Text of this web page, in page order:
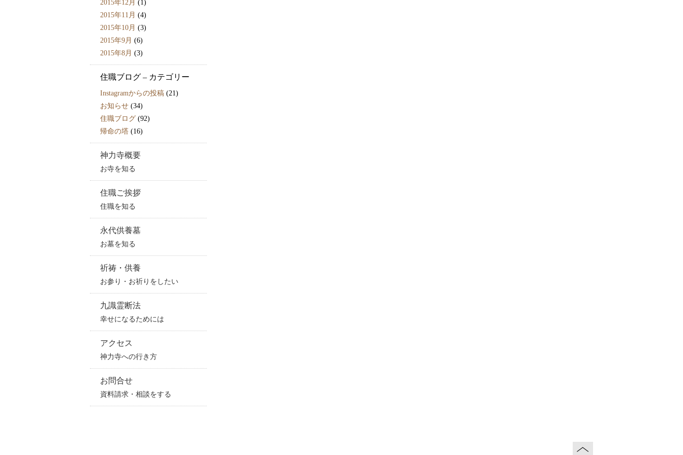
2015年12月 (1)
2015年11月 (4)
2015年10月 (3)
2015年9月 (6)
2015年8月 (3)
住職ブログ – カテゴリー
Instagramからの投稿 (21)
お知らせ (34)
住職ブログ (92)
帰命の塔 (16)
神力寺概要
お寺を知る
住職ご挨拶
住職を知る
永代供養墓
お墓を知る
祈祷・供養
お参り・お祈りをしたい
九識霊断法
幸せになるためには
アクセス
神力寺への行き方
お問合せ
資料請求・相談をする